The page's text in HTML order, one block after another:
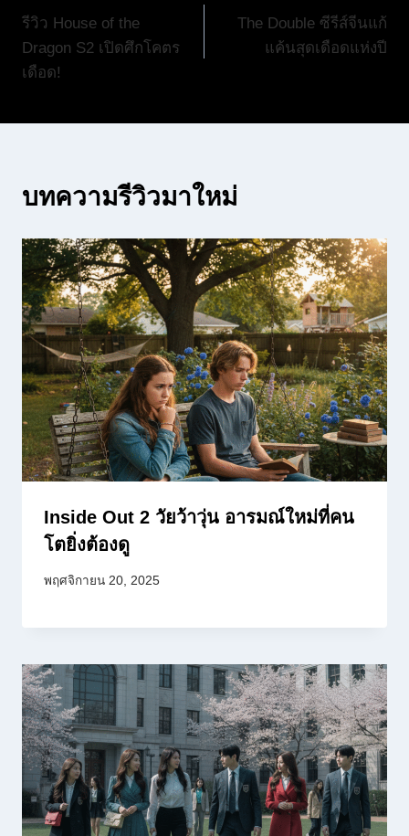
เรื่อง
รีวิว House of the
Dragon S2 เปิดศึกโคตร
เดือด!
The Double ซีรีส์จีนแก้
แค้นสุดเดือดแห่งปี
บทความรีวิวมาใหม่
Inside Out 2 วัยว้าวุ่น อารมณ์ใหม่ที่คน
โตยิ่งต้องดู
พฤศจิกายน 20, 2025